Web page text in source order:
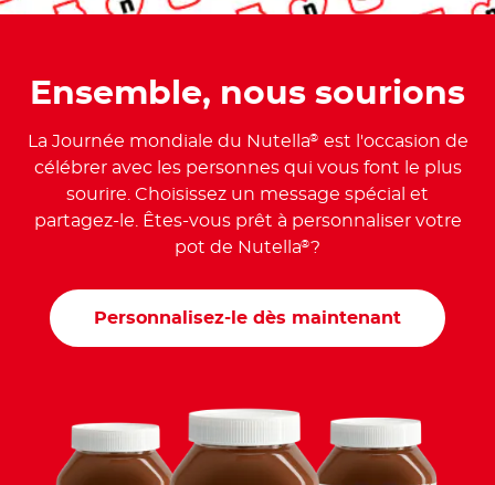
Ensemble, nous sourions
La Journée mondiale du Nutella® est l'occasion de
célébrer avec les personnes qui vous font le plus
sourire. Choisissez un message spécial et
partagez-le. Êtes-vous prêt à personnaliser votre
pot de Nutella®?
Personnalisez-le dès maintenant